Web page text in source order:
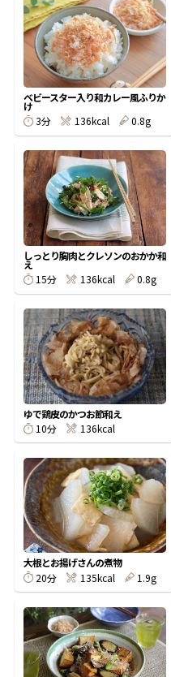
だし粉
商品情報一覧
おすすめサイト
新鮮一番
氷熟®︎
だしパック
ベビースター入り和カレー風ふりか
け
3分
136kcal 0.8g
しっとり胸肉とクレソンのおかか和
え
15分
136kcal 0.8g
ゆで鶏皮のかつお節和え
10分
136kcal
大根とお揚げさんの煮物
20分
135kcal 1.9g